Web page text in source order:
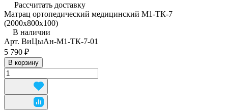
Рассчитать доставку
Матрац ортопедический медицинский М1-ТК-7
(2000х800х100)
В наличии
Арт. ВиЦыАн-М1-ТК-7-01
5 790 ₽
В корзину